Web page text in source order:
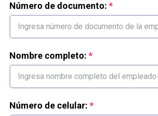
Número de documento:
Nombre completo:
Número de celular: